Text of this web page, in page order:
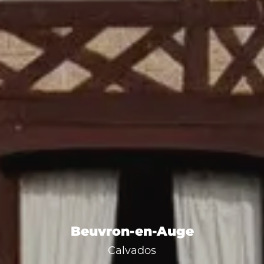
Beuvron-en-Auge
Calvados